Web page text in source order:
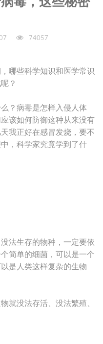
74057
哪些科学知识和医学常识
？
？病毒是怎样入侵人体
该如何防御这种从来没有
我正好在感冒发烧，要不
，科学家究竟学到了什
法生存的物种，一定要依
简单的细菌，可以是一个
是人类这样复杂的生物
就没法存活、没法繁殖、